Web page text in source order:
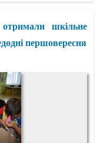
шкільне
першовересня